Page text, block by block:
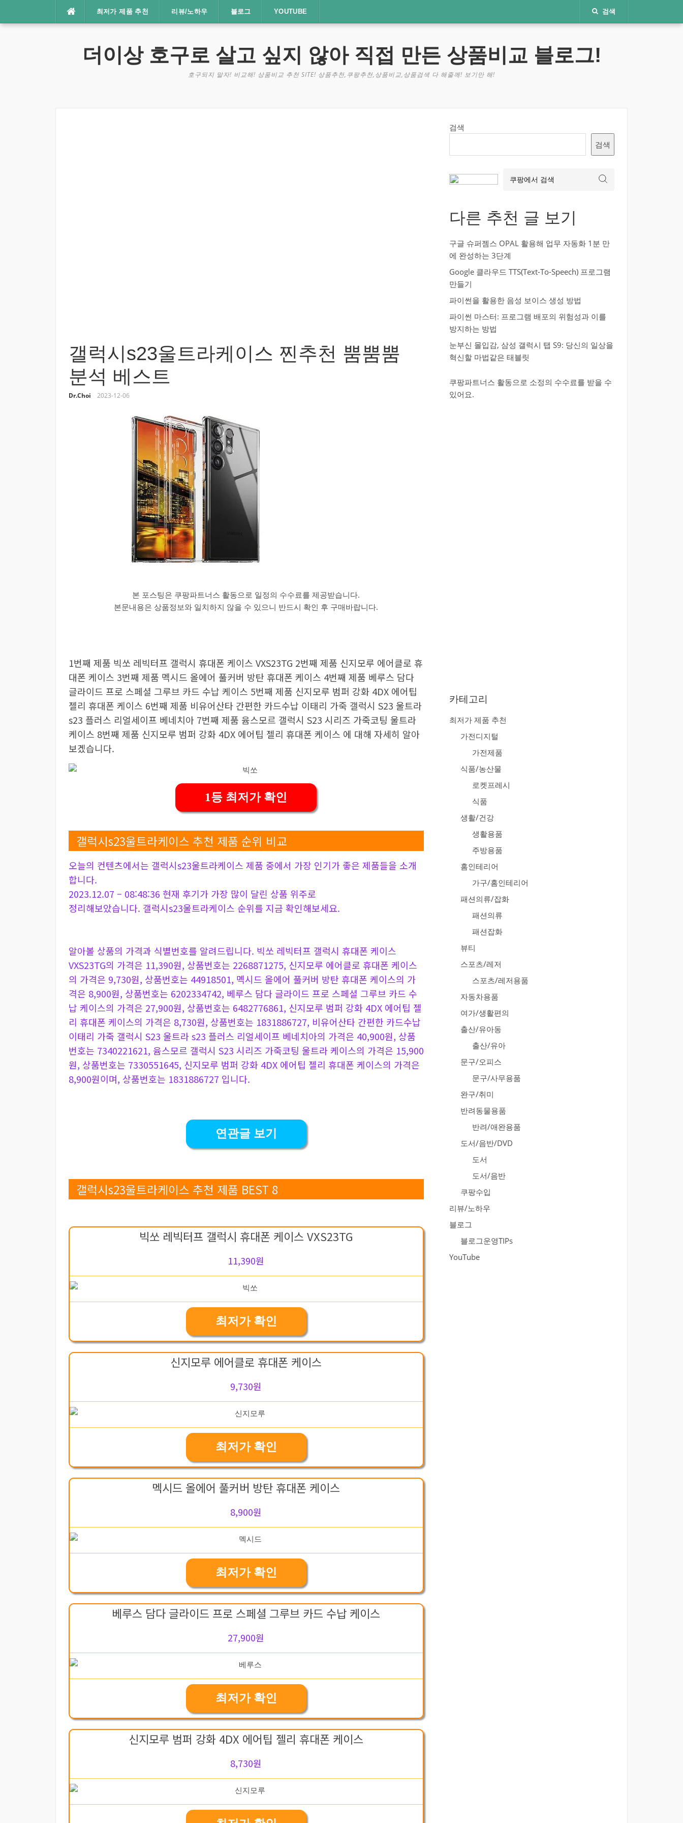
최저가 제품 추천 리뷰/노하우 블로그 YOUTUBE 검색
더이상 호구로 살고 싶지 않아 직접 만든 상품비교 블로그!
호구되지 말자! 비교해! 상품비교 추천 SITE! 상품추천,쿠팡추천,상품비교,상품검색 다 해줄께! 보기만 해!
갤럭시s23울트라케이스 찐추천 뿜뿜뿜
분석 베스트
Dr.Choi 2023-12-06
본 포스팅은 쿠팡파트너스 활동으로 일정의 수수료를 제공받습니다.
본문내용은 상품정보와 일치하지 않을 수 있으니 반드시 확인 후 구매바랍니다.
1번째 제품 빅쏘 레빅터프 갤럭시 휴대폰 케이스 VXS23TG 2번째 제품 신지모루 에어클로 휴
대폰 케이스 3번째 제품 멕시드 올에어 풀커버 방탄 휴대폰 케이스 4번째 제품 베루스 담다
글라이드 프로 스페셜 그루브 카드 수납 케이스 5번째 제품 신지모루 범퍼 강화 4DX 에어팁
젤리 휴대폰 케이스 6번째 제품 비유어산타 간편한 카드수납 이태리 가죽 갤럭시 S23 울트라
s23 플러스 리얼세이프 베네치아 7번째 제품 윰스모르 갤럭시 S23 시리즈 가죽코팅 울트라
케이스 8번째 제품 신지모루 범퍼 강화 4DX 에어팁 젤리 휴대폰 케이스 에 대해 자세히 알아
보겠습니다.
1등 최저가 확인
갤럭시s23울트라케이스 추천 제품 순위 비교
오늘의 컨텐츠에서는 갤럭시s23울트라케이스 제품 중에서 가장 인기가 좋은 제품들을 소개
합니다.
2023.12.07 – 08:48:36 현재 후기가 가장 많이 달린 상품 위주로
정리해보았습니다. 갤럭시s23울트라케이스 순위를 지금 확인해보세요.
알아볼 상품의 가격과 식별번호를 알려드립니다. 빅쏘 레빅터프 갤럭시 휴대폰 케이스
VXS23TG의 가격은 11,390원, 상품번호는 2268871275, 신지모루 에어클로 휴대폰 케이스
의 가격은 9,730원, 상품번호는 44918501, 멕시드 올에어 풀커버 방탄 휴대폰 케이스의 가
격은 8,900원, 상품번호는 6202334742, 베루스 담다 글라이드 프로 스페셜 그루브 카드 수
납 케이스의 가격은 27,900원, 상품번호는 6482776861, 신지모루 범퍼 강화 4DX 에어팁 젤
리 휴대폰 케이스의 가격은 8,730원, 상품번호는 1831886727, 비유어산타 간편한 카드수납
이태리 가죽 갤럭시 S23 울트라 s23 플러스 리얼세이프 베네치아의 가격은 40,900원, 상품
번호는 7340221621, 윰스모르 갤럭시 S23 시리즈 가죽코팅 울트라 케이스의 가격은 15,900
원, 상품번호는 7330551645, 신지모루 범퍼 강화 4DX 에어팁 젤리 휴대폰 케이스의 가격은
8,900원이며, 상품번호는 1831886727 입니다.
연관글 보기
갤럭시s23울트라케이스 추천 제품 BEST 8
빅쏘 레빅터프 갤럭시 휴대폰 케이스 VXS23TG
11,390원
최저가 확인
신지모루 에어클로 휴대폰 케이스
9,730원
최저가 확인
멕시드 올에어 풀커버 방탄 휴대폰 케이스
8,900원
최저가 확인
베루스 담다 글라이드 프로 스페셜 그루브 카드 수납 케이스
27,900원
최저가 확인
신지모루 범퍼 강화 4DX 에어팁 젤리 휴대폰 케이스
8,730원
검색
검색
다른 추천 글 보기
구글 슈퍼젬스 OPAL 활용해 업무 자동화 1분 만
에 완성하는 3단계
Google 클라우드 TTS(Text-To-Speech) 프로그램
만들기
파이썬을 활용한 음성 보이스 생성 방법
파이썬 마스터: 프로그램 배포의 위험성과 이를
방지하는 방법
눈부신 몰입감, 삼성 갤럭시 탭 S9: 당신의 일상을
혁신할 마법같은 태블릿
쿠팡파트너스 활동으로 소정의 수수료를 받을 수
있어요.
카테고리
최저가 제품 추천
가전디지털
가전제품
식품/농산물
로켓프레시
식품
생활/건강
생활용품
주방용품
홈인테리어
가구/홈인테리어
패션의류/잡화
패션의류
패션잡화
뷰티
스포츠/레저
스포츠/레저용품
자동차용품
여가/생활편의
출산/유아동
출산/유아
문구/오피스
문구/사무용품
완구/취미
반려동물용품
반려/애완용품
도서/음반/DVD
도서
도서/음반
쿠팡수입
리뷰/노하우
블로그
블로그운영TIPs
YouTube